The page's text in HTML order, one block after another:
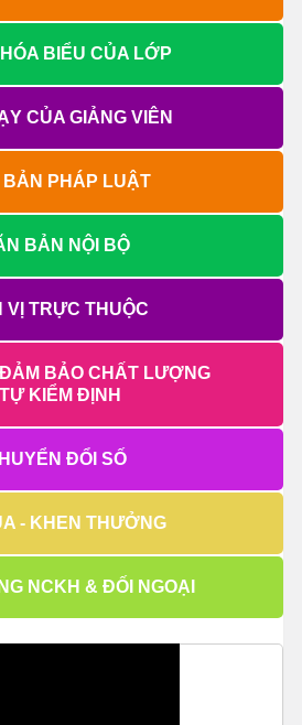
BIỂU CỦA LỚP
CỦA GIẢNG VIÊN
PHÁP LUẬT
BẢN NỘI BỘ
VỊ TRỰC THUỘC
BẢO CHẤT LƯỢNG
KIỂM ĐỊNH
ĐỔI SỐ
- KHEN THƯỞNG
NCKH & ĐỐI NGOẠI